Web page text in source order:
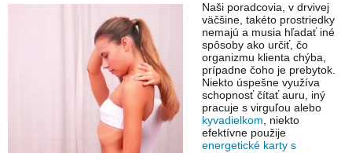
Naši poradcovia, v drvivej
väčšine, takéto prostriedky
nemajú a musia hľadať iné
spôsoby ako určiť, čo
organizmu klienta chýba,
prípadne čoho je prebytok.
Niekto úspešne využíva
schopnosť čítať auru, iný
pracuje s virguľou alebo
kyvadielkom , niekto
efektívne použije
energetické karty s